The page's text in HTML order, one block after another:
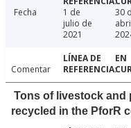
Fecha
1 de
julio de
2021
30
Comentar
Tons of livestock and
recycled in the PforR